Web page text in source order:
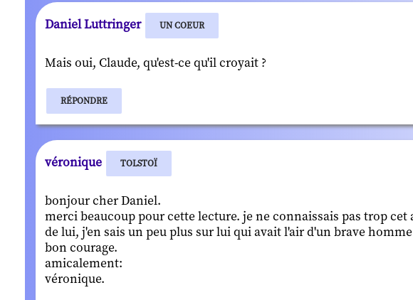
Daniel Luttringer UN COEUR
Mais oui, Claude, qu'est-ce qu'il croyait ?
RÉPONDRE
véronique TOLSTOÏ
bonjour cher Daniel.
merci beaucoup pour cette lecture. je ne connaissais pas trop
de lui, j'en sais un peu plus sur lui qui avait l'air d'un brave
bon courage.
amicalement:
véronique.